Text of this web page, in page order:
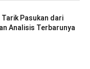
Tarik Pasukan dari
Analisis Terbarunya